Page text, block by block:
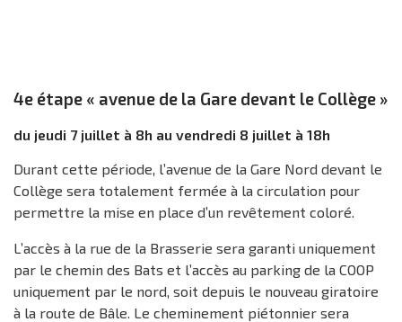
4e étape « avenue de la Gare devant le Collège »
du jeudi 7 juillet à 8h au vendredi 8 juillet à 18h
Durant cette période, l’avenue de la Gare Nord devant le
Collège sera totalement fermée à la circulation pour
permettre la mise en place d’un revêtement coloré.
L’accès à la rue de la Brasserie sera garanti uniquement
par le chemin des Bats et l’accès au parking de la COOP
uniquement par le nord, soit depuis le nouveau giratoire
à la route de Bâle. Le cheminement piétonnier sera